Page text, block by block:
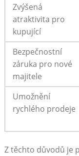
Zvýšená
atraktivita pro
kupující
Bezpečnostní
záruka pro nové
majitele
Umožnění
rychlého prodeje
Z těchto důvodů je